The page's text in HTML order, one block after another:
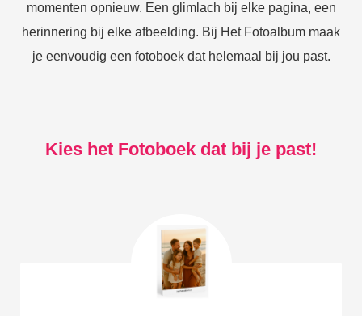
momenten opnieuw. Een glimlach bij elke pagina, een
herinnering bij elke afbeelding. Bij Het Fotoalbum maak
je eenvoudig een fotoboek dat helemaal bij jou past.
Kies het Fotoboek dat bij je past!